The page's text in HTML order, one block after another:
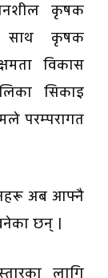
कृषक
साथ कृषक
विकास
सिकाइ
परम्परागत
अब आफ्नै
छन् ।
लागि